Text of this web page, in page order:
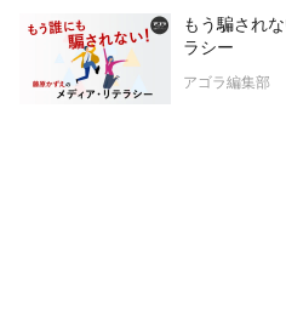
もう騙され
ラシー
アゴラ編集部